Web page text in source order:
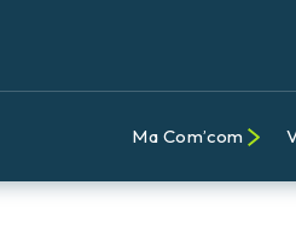
Ma Com’com